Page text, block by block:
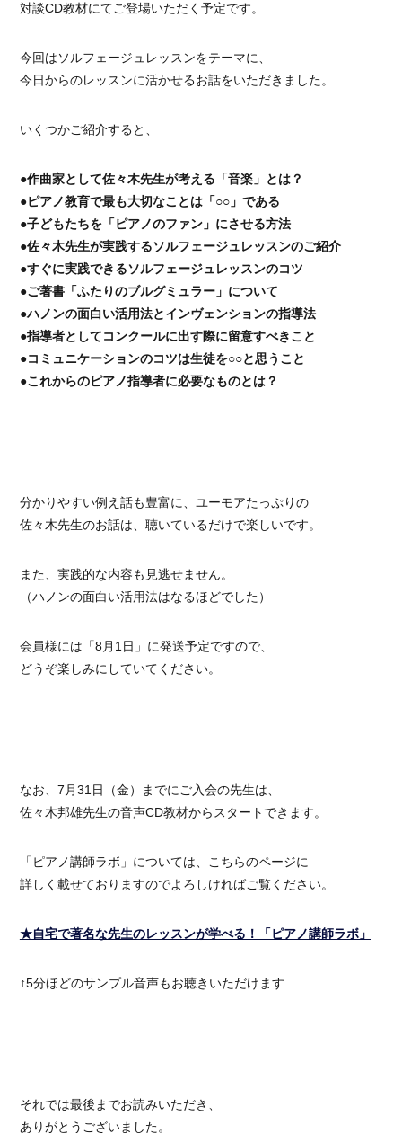
対談CD教材にてご登場いただく予定です。
今回はソルフェージュレッスンをテーマに、
今日からのレッスンに活かせるお話をいただきました。
いくつかご紹介すると、
●作曲家として佐々木先生が考える「音楽」とは？
●ピアノ教育で最も大切なことは「○○」である
●子どもたちを「ピアノのファン」にさせる方法
●佐々木先生が実践するソルフェージュレッスンのご紹介
●すぐに実践できるソルフェージュレッスンのコツ
●ご著書「ふたりのブルグミュラー」について
●ハノンの面白い活用法とインヴェンションの指導法
●指導者としてコンクールに出す際に留意すべきこと
●コミュニケーションのコツは生徒を○○と思うこと
●これからのピアノ指導者に必要なものとは？
分かりやすい例え話も豊富に、ユーモアたっぷりの
佐々木先生のお話は、聴いているだけで楽しいです。
また、実践的な内容も見逃せません。
（ハノンの面白い活用法はなるほどでした）
会員様には「8月1日」に発送予定ですので、
どうぞ楽しみにしていてください。
なお、7月31日（金）までにご入会の先生は、
佐々木邦雄先生の音声CD教材からスタートできます。
「ピアノ講師ラボ」については、こちらのページに
詳しく載せておりますのでよろしければご覧ください。
★自宅で著名な先生のレッスンが学べる！「ピアノ講師ラボ」
↑5分ほどのサンプル音声もお聴きいただけます
それでは最後までお読みいただき、
ありがとうございました。